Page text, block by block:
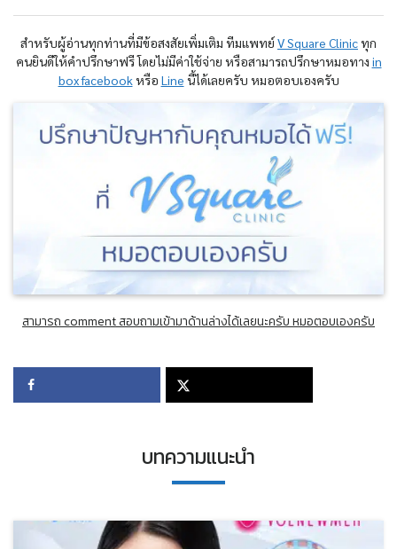
สำหรับผู้อ่านทุกท่านที่มีข้อสงสัยเพิ่มเติม ทีมแพทย์V Square Clinicทุก
คนยินดีให้คำปรึกษาฟรี โดยไม่มีค่าใช้จ่าย หรือสามารถปรึกษาหมอทาง in
box facebookหรือ Line นี้ได้เลยครับ หมอตอบเองครับ
สามารถ comment สอบถามเข้ามาด้านล่างได้เลยนะครับ หมอตอบเองครับ
บทความแนะนำ